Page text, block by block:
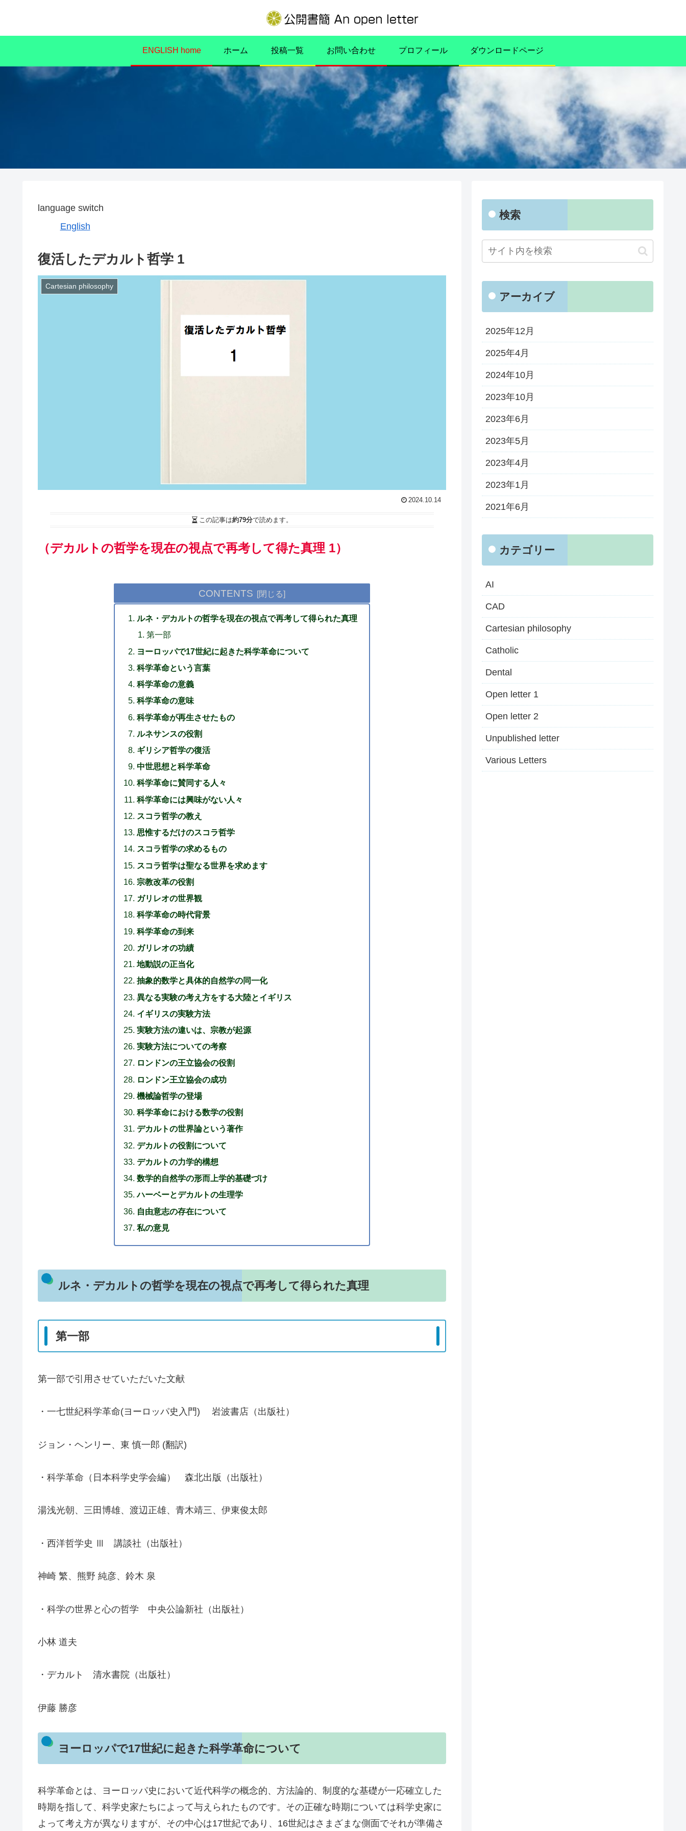
ENGLISH home ホーム 投稿一覧 お問い合わせ プロフィール ダウンロードページ
language switch
English
復活したデカルト哲学 1
Cartesian philosophy
2024.10.14
この記事は約79分で読めます。
（デカルトの哲学を現在の視点で再考して得た真理 1）
CONTENTS
ルネ・デカルトの哲学を現在の視点で再考して得られた真理
第一部
ヨーロッパで17世紀に起きた科学革命について
科学革命という言葉
科学革命の意義
科学革命の意味
科学革命が再生させたもの
ルネサンスの役割
ギリシア哲学の復活
中世思想と科学革命
科学革命に賛同する人々
科学革命には興味がない人々
スコラ哲学の教え
思惟するだけのスコラ哲学
スコラ哲学の求めるもの
スコラ哲学は聖なる世界を求めます
宗教改革の役割
ガリレオの世界観
科学革命の時代背景
科学革命の到来
ガリレオの功績
地動説の正当化
抽象的数学と具体的自然学の同一化
異なる実験の考え方をする大陸とイギリス
イギリスの実験方法
実験方法の違いは、宗教が起源
実験方法についての考察
ロンドンの王立協会の役割
ロンドン王立協会の成功
機械論哲学の登場
科学革命における数学の役割
デカルトの世界論という著作
デカルトの役割について
デカルトの力学的構想
数学的自然学の形而上学的基礎づけ
ハーベーとデカルトの生理学
自由意志の存在について
私の意見
ルネ・デカルトの哲学を現在の視点で再考して得られた真理
第一部
第一部で引用させていただいた文献
・一七世紀科学革命(ヨーロッパ史入門) 岩波書店（出版社）
ジョン・ヘンリー、東 慎一郎 (翻訳)
・科学革命（日本科学史学会編） 森北出版（出版社）
湯浅光朝、三田博雄、渡辺正雄、青木靖三、伊東俊太郎
・西洋哲学史 Ⅲ 講談社（出版社）
神崎 繁、熊野 純彦、鈴木 泉
・科学の世界と心の哲学 中央公論新社（出版社）
小林 道夫
・デカルト 清水書院（出版社）
伊藤 勝彦
ヨーロッパで17世紀に起きた科学革命について
科学革命とは、ヨーロッパ史において近代科学の概念的、方法論的、制度的な基礎が一応確立した
時期を指して、科学史家たちによって与えられたものです。その正確な時期については科学史家に
よって考え方が異なりますが、その中心は17世紀であり、16世紀はさまざまな側面でそれが準備さ
検索
アーカイブ
2025年12月
2025年4月
2024年10月
2023年10月
2023年6月
2023年5月
2023年4月
2023年1月
2021年6月
カテゴリー
AI
CAD
Cartesian philosophy
Catholic
Dental
Open letter 1
Open letter 2
Unpublished letter
Various Letters